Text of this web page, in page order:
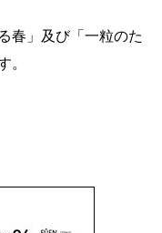
春」及び「一粒のた
。